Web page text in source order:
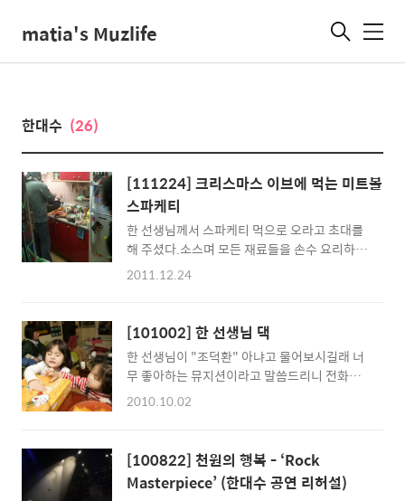
matia's Muzlife 메
한대수 (26)
[111224] 크리스마스 이브에 먹는 미트볼
스파케티
한 선생님께서 스파케티 먹으로 오라고 초대를
해 주셨다.소스며 모든 재료들을 손수 요리하여
내놓는 스파게티는 그냥 먹기 미안할 정도.애들
2011.12.24
[101002] 한 선생님 댁
한 선생님이 "조덕환" 아냐고 물어보시길래 너
무 좋아하는 뮤지션이라고 말씀드리니 전화해
서 초대까지 해주셨다.옥사나가 취중인지라 이
2010.10.02
[100822] 천원의 행복 - ‘Rock
Masterpiece’ (한대수 공연 리허설)